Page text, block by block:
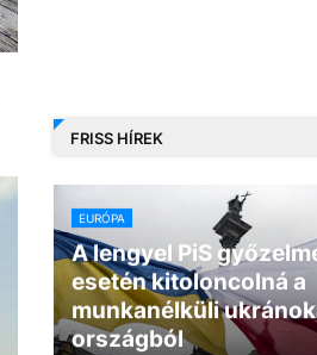
FRISS HÍREK
EURÓPA
A lengyel PiS
esetén kitoloncolná a
munkanélküli
országból